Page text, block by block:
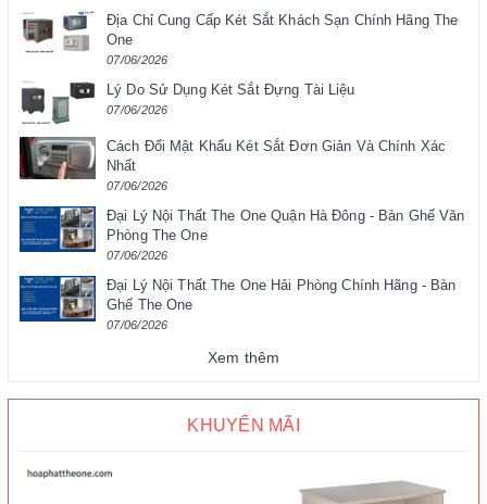
Địa Chỉ Cung Cấp Két Sắt Khách Sạn Chính Hãng The
One
07/06/2026
Lý Do Sử Dụng Két Sắt Đựng Tài Liệu
07/06/2026
Cách Đổi Mật Khẩu Két Sắt Đơn Giản Và Chính Xác
Nhất
07/06/2026
Đại Lý Nội Thất The One Quận Hà Đông - Bàn Ghế Văn
Phòng The One
07/06/2026
Đại Lý Nội Thất The One Hải Phòng Chính Hãng - Bàn
Ghế The One
07/06/2026
Xem thêm
KHUYẾN MÃI